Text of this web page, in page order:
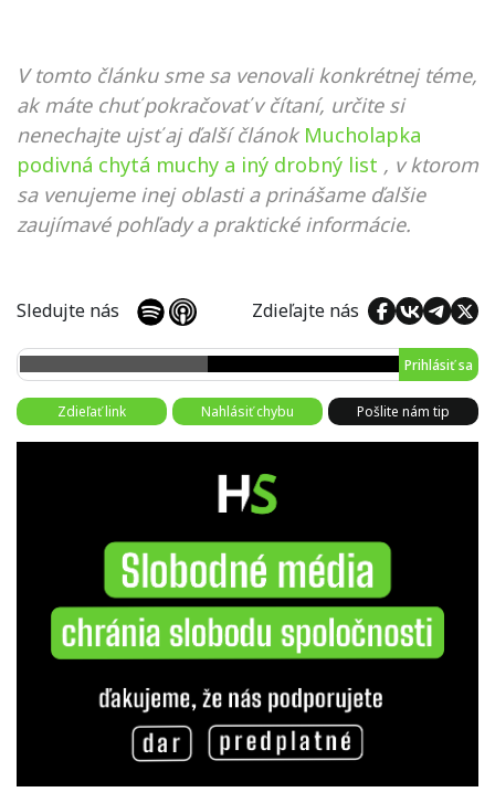
V tomto článku sme sa venovali konkrétnej téme,
ak máte chuť pokračovať v čítaní, určite si
nenechajte ujsť aj ďalší článok Mucholapka
podivná chytá muchy a iný drobný list , v ktorom
sa venujeme inej oblasti a prinášame ďalšie
zaujímavé pohľady a praktické informácie.
Sledujte nás Zdieľajte nás
Prihlásiť sa
Zdieľať link Nahlásiť chybu Pošlite nám tip